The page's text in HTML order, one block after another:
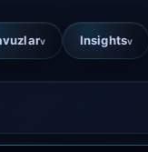
v Insightsv